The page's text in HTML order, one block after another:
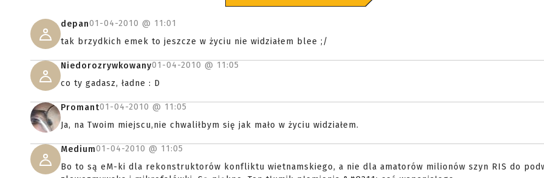
depan01-04-2010 @ 11:01
tak brzydkich emek to jeszcze w życiu nie widziałem blee ;/
Niedorozrywkowany01-04-2010 @ 11:05
co ty gadasz, ładne : D
Promant01-04-2010 @ 11:05
Ja, na Twoim miejscu,nie chwaliłbym się jak mało w życiu widziałem.
Medium01-04-2010 @ 11:05
Bo to są eM-ki dla rekonstruktorów konfliktu wietnamskiego, a nie dla amatorów milionów szyn RIS do